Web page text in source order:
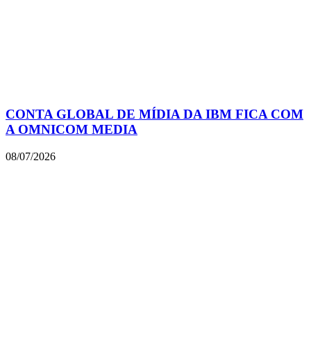
CONTA GLOBAL DE MÍDIA DA IBM FICA COM
A OMNICOM MEDIA
08/07/2026